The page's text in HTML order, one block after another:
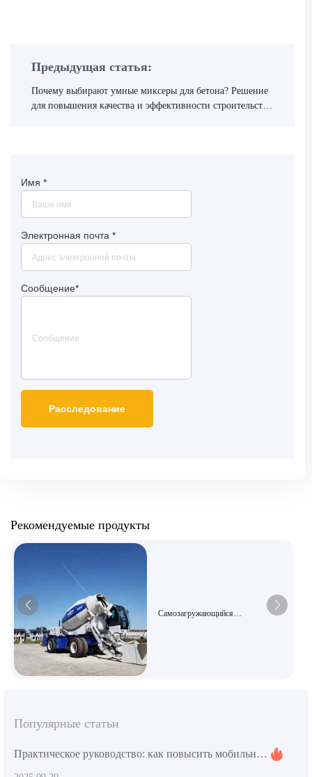
Предыдущая статья:
Почему выбирают умные миксеры для бетона? Решение
для повышения качества и эффективности строительства
Имя *
Электронная почта *
Сообщение*
Рекомендуемые продукты
Самозагружающийся
Популярные статьи
Практическое руководство: как повысить мобильность бетонного миксера с помощью шарнирной рамы и строительных шин